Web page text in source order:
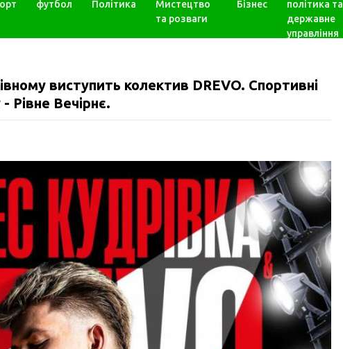
футбол Політика
Мистецтво
та розваги
Бізнес
політика та
державне
управління
виступить колектив DREVO. Спортивні
Рівне Вечірнє.